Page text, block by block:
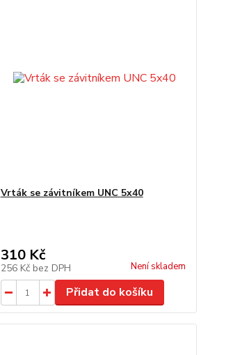
Vrták se závitníkem UNC 5x40
310 Kč
256 Kč bez DPH Není skladem
Přidat do košíku